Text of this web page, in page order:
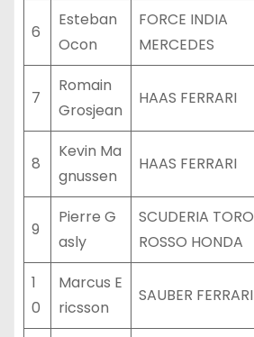
6
Esteban
Ocon
FORCE INDIA
MERCEDES
7
Romain
Grosjean
HAAS FERRARI
8
Kevin Ma
gnussen
HAAS FERRARI
9
Pierre G
asly
SCUDERIA TORO
ROSSO HONDA
1
0
Marcus E
ricsson
SAUBER FERRARI